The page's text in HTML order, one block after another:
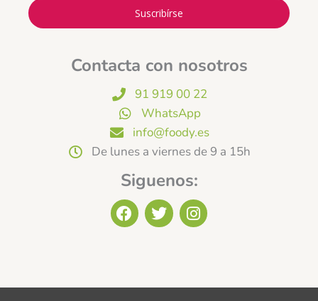
Suscribírse
Contacta con nosotros
91 919 00 22
WhatsApp
info@foody.es
De lunes a viernes de 9 a 15h
Siguenos:
F
a
o
T
w
e
I
n
g